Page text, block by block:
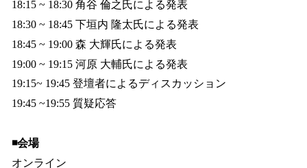
18:15 ~ 18:30 角谷 倫之氏による発表
18:30 ~ 18:45 下垣内 隆太氏による発表
18:45 ~ 19:00 森 大輝氏による発表
19:00 ~ 19:15 河原 大輔氏による発表
19:15~ 19:45 登壇者によるディスカッション
19:45 ~19:55 質疑応答
◾️会場
オンライン